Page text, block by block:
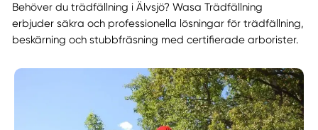
Behöver du trädfällning i Älvsjö? Wasa Trädfällning
erbjuder säkra och professionella lösningar för trädfällning,
beskärning och stubbfräsning med certifierade arborister.